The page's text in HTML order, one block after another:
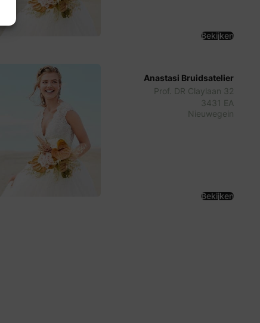
Bekijken
Anastasi Bruidsatelier
Prof. DR Claylaan 32
3431 EA
Nieuwegein
Bekijken